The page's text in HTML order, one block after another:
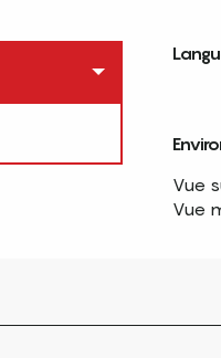
Vue
Vue